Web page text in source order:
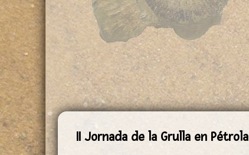
II Jornada de la Grulla en Pétrola